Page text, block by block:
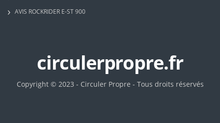
AVIS ROCKRIDER E-ST 900
circulerpropre.fr
Copyright © 2023 - Circuler Propre - Tous droits réservés